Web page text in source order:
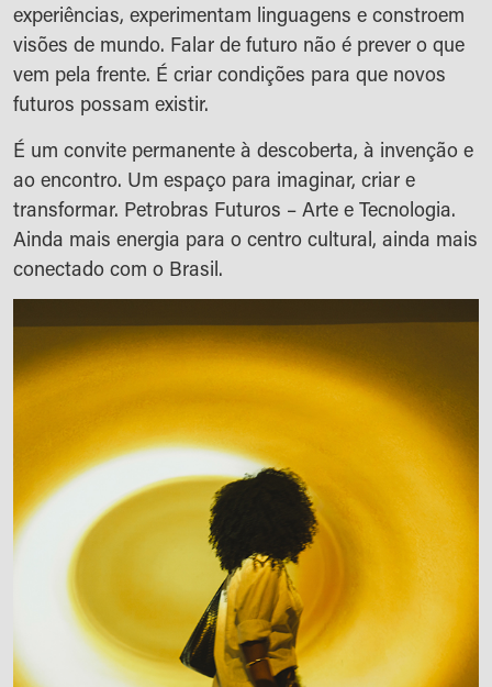
experiências, experimentam linguagens e constroem
visões de mundo. Falar de futuro não é prever o que
vem pela frente. É criar condições para que novos
futuros possam existir.
É um convite permanente à descoberta, à invenção e
ao encontro. Um espaço para imaginar, criar e
transformar. Petrobras Futuros – Arte e Tecnologia.
Ainda mais energia para o centro cultural, ainda mais
conectado com o Brasil.